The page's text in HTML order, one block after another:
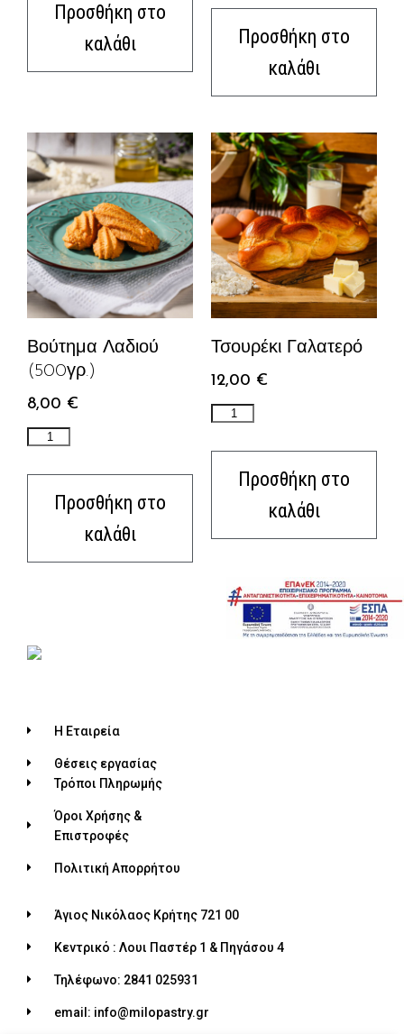
Προσθήκη στο
καλάθι
Προσθήκη στο
καλάθι
Βούτημα Λαδιού
(500γρ.)
8,00 €
Προσθήκη στο
καλάθι
Τσουρέκι Γαλατερό
12,00 €
Προσθήκη στο
καλάθι
Η Εταιρεία
Θέσεις εργασίας
Τρόποι Πληρωμής
Όροι Χρήσης &
Επιστροφές
Πολιτική Απορρήτου
Άγιος Νικόλαος Κρήτης 721 00
Κεντρικό : Λουι Παστέρ 1 & Πηγάσου 4
Τηλέφωνο: 2841 025931
email: info@milopastry.gr